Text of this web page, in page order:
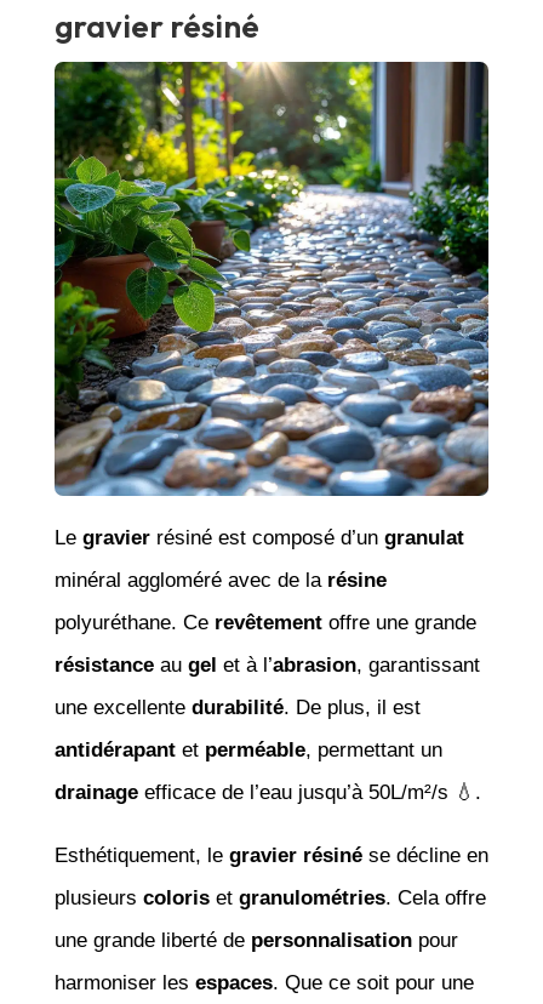
gravier résiné
Le gravierrésiné est composé d’un granulat
minéral aggloméré avec de la résine
polyuréthane. Ce revêtementoffre une grande
résistanceau gel et à l’abrasion, garantissant
une excellente durabilité. De plus, il est
antidérapantet perméable, permettant un
drainageefficace de l’eau jusqu’à 50L/m²/s 💧.
Esthétiquement, le gravier résinése décline en
plusieurs coloriset granulométries. Cela offre
une grande liberté de personnalisationpour
harmoniser les espaces. Que ce soit pour une